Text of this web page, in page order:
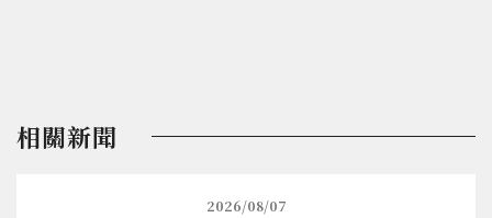
相關新聞
2026/08/07